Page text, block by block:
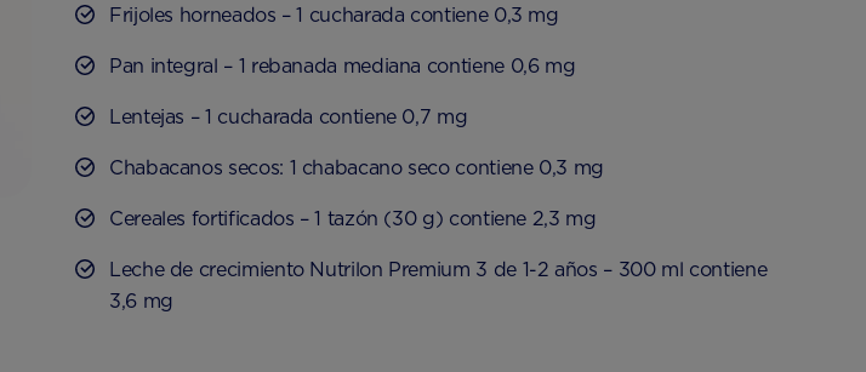
Frijoles horneados – 1 cucharada contiene 0,3 mg
Pan integral – 1 rebanada mediana contiene 0,6 mg
Lentejas – 1 cucharada contiene 0,7 mg
Chabacanos secos: 1 chabacano seco contiene 0,3 mg
Cereales fortificados – 1 tazón (30 g) contiene 2,3 mg
Leche de crecimiento Nutrilon Premium 3 de 1-2 años – 300 ml contiene
3,6 mg